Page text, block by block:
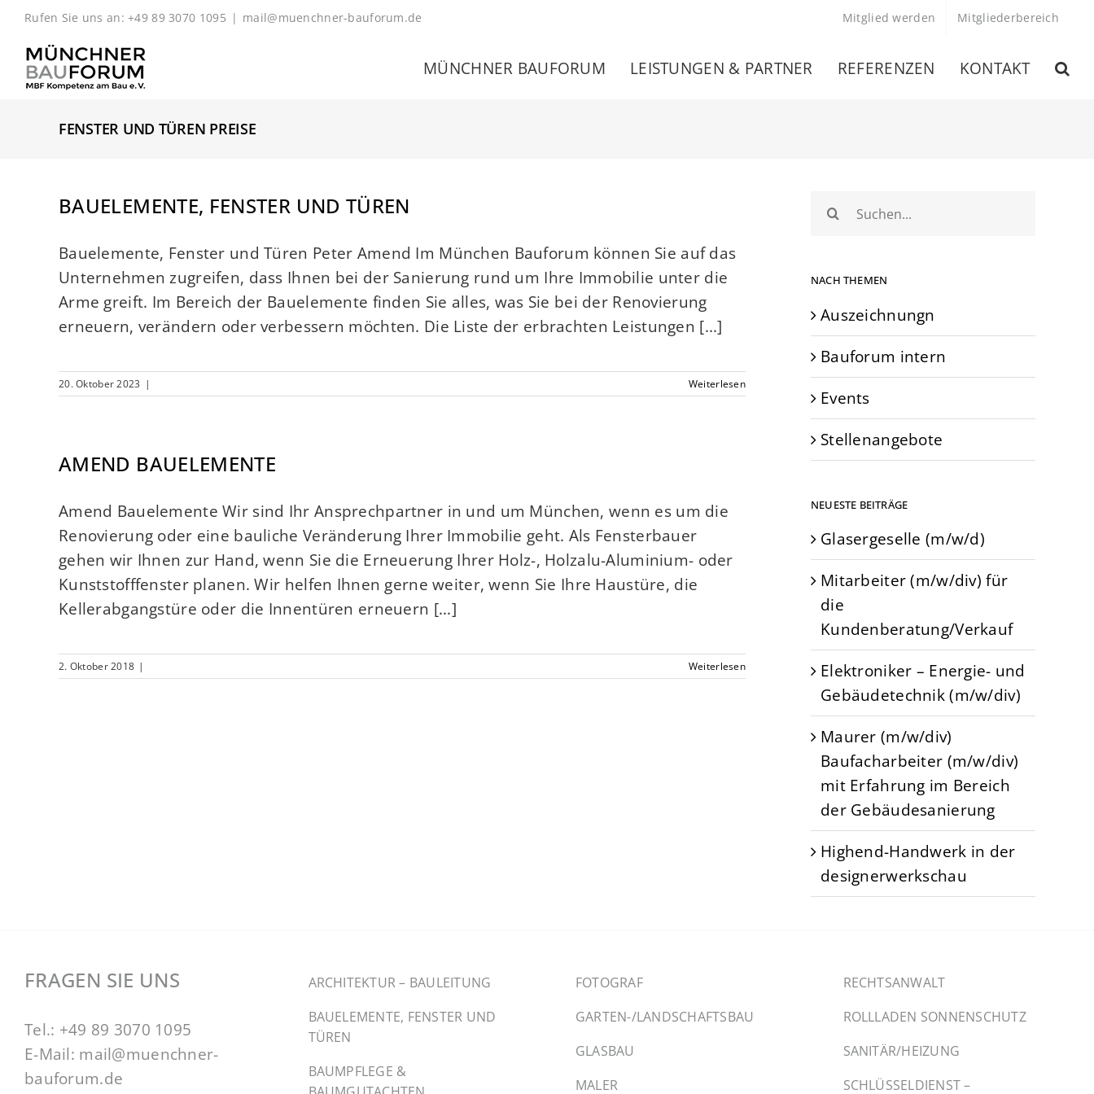
Zum
springen
Rufen Sie uns an: +49 89 3070 1095 | mail@muenchner-bauforum.de Mitglied werden Mitgliederbereich
MÜNCHNER BAUFORUM LEISTUNGEN & PARTNER REFERENZEN KONTAKT
FENSTER UND TÜREN PREISE
BAUELEMENTE, FENSTER UND TÜREN
Bauelemente, Fenster und Türen Peter Amend Im München Bauforum können Sie auf das
Unternehmen zugreifen, dass Ihnen bei der Sanierung rund um Ihre Immobilie unter die
Arme greift. Im Bereich der Bauelemente finden Sie alles, was Sie bei der Renovierung
erneuern, verändern oder verbessern möchten. Die Liste der erbrachten Leistungen [...]
20. Oktober 2023 | Weiterlesen
AMEND BAUELEMENTE
Amend Bauelemente Wir sind Ihr Ansprechpartner in und um München, wenn es um die
Renovierung oder eine bauliche Veränderung Ihrer Immobilie geht. Als Fensterbauer
gehen wir Ihnen zur Hand, wenn Sie die Erneuerung Ihrer Holz-, Holzalu-Aluminium- oder
Kunststofffenster planen. Wir helfen Ihnen gerne weiter, wenn Sie Ihre Haustüre, die
Kellerabgangstüre oder die Innentüren erneuern [...]
2. Oktober 2018 | Weiterlesen
Suche
nach:
NACH THEMEN
Auszeichnungn
Bauforum intern
Events
Stellenangebote
NEUESTE BEITRÄGE
Glasergeselle (m/w/d)
Mitarbeiter (m/w/div) für
die
Kundenberatung/Verkauf
Elektroniker – Energie- und
Gebäudetechnik (m/w/div)
Maurer (m/w/div)
Baufacharbeiter (m/w/div)
mit Erfahrung im Bereich
der Gebäudesanierung
Highend-Handwerk in der
designerwerkschau
FRAGEN SIE UNS
Tel.: +49 89 3070 1095
E-Mail: mail@muenchner-
bauforum.de
ARCHITEKTUR – BAULEITUNG
BAUELEMENTE, FENSTER UND
TÜREN
BAUMPFLEGE &
FOTOGRAF
GARTEN-/LANDSCHAFTSBAU
GLASBAU
MALER
RECHTSANWALT
ROLLLADEN SONNENSCHUTZ
SANITÄR/HEIZUNG
SCHLÜSSELDIENST –